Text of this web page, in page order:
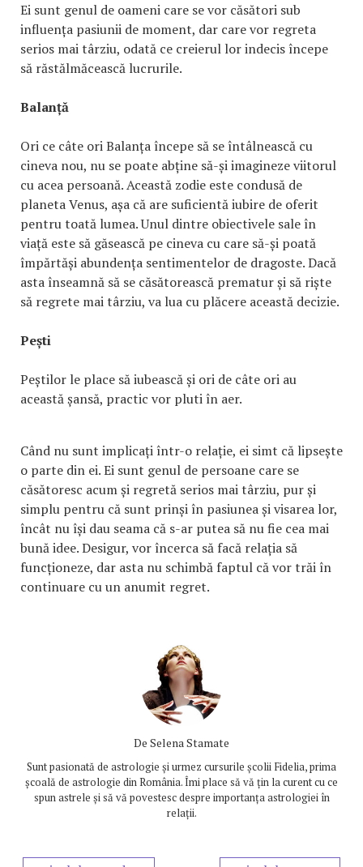
Ei sunt genul de oameni care se vor căsători sub
influența pasiunii de moment, dar care vor regreta
serios mai târziu, odată ce creierul lor indecis începe
să răstălmăcească lucrurile.
Balanță
Ori ce câte ori Balanța începe să se întâlnească cu
cineva nou, nu se poate abține să-și imagineze viitorul
cu acea persoană. Această zodie este condusă de
planeta Venus, așa că are suficientă iubire de oferit
pentru toată lumea. Unul dintre obiectivele sale în
viață este să găsească pe cineva cu care să-și poată
împărtăși abundența sentimentelor de dragoste. Dacă
asta înseamnă să se căsătorească prematur și să riște
să regrete mai târziu, va lua cu plăcere această decizie.
Pești
Peștilor le place să iubească și ori de câte ori au
această șansă, practic vor pluti în aer.
Când nu sunt implicați într-o relație, ei simt că lipsește
o parte din ei. Ei sunt genul de persoane care se
căsătoresc acum și regretă serios mai târziu, pur și
simplu pentru că sunt prinși în pasiunea și visarea lor,
încât nu își dau seama că s-ar putea să nu fie cea mai
bună idee. Desigur, vor încerca să facă relația să
funcționeze, dar asta nu schimbă faptul că vor trăi în
continuare cu un anumit regret.
De Selena Stamate
Sunt pasionată de astrologie și urmez cursurile școlii Fidelia, prima
școală de astrologie din România. Îmi place să vă țin la curent cu ce
spun astrele și să vă povestesc despre importanța astrologiei în
relații.